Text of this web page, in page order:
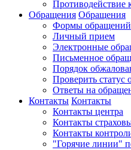
Противодействие
Обращения Обращения
Формы обращений
Личный прием
Электронные
Письменное
Порядок
Проверить статус
Ответы на
Контакты Контакты
Контакты центра
Контакты
Контакты
"Горячие линии"